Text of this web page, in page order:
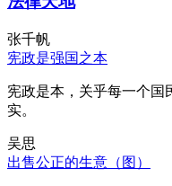
张千帆
宪政是强国之本
宪政是本，关乎每一个国
实。
吴思
出售公正的生意（图）